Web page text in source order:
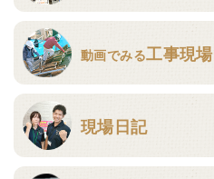
動画でみる工事現場
現場日記